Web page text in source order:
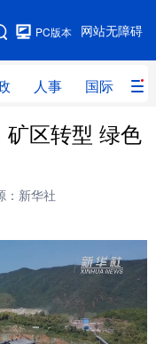
网站无障碍
PC版本
人事 国际 财
政 人事
片 政务
矿区转型 绿色
：新华社